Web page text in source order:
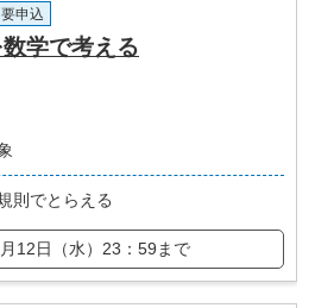
申込
学で考える
則でとらえる
12日（水）23：59まで